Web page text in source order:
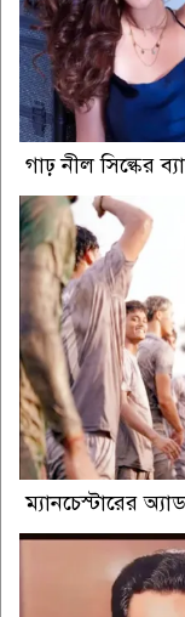
গাঢ় নীল সিল্কের
ম্যানচেস্টারের